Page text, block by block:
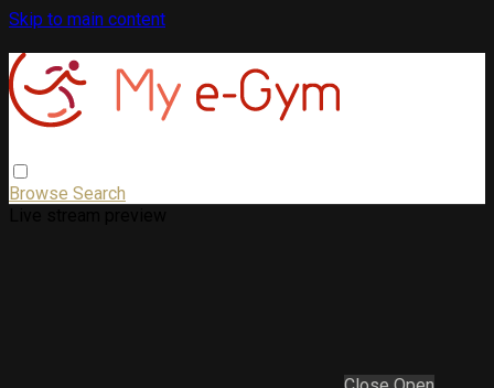
Skip to main content
Browse Search